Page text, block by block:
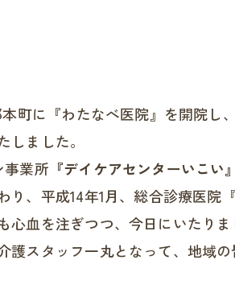
町に『わたなべ医院』を開院し
ました。
事業所 『デイケアセンターいこい』
り、平成14年1月、総合診療医院
血を注ぎつつ、今日にいたりま
護スタッフ一丸となって、地域